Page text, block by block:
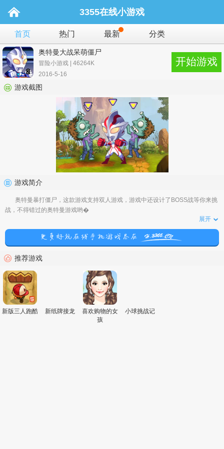
3355在线小游戏
首页 热门 最新 分类
奥特曼大战呆萌僵尸
冒险小游戏 | 46264K
2016-5-16
开始游戏
游戏截图
游戏简介
奥特曼暴打僵尸，这款游戏支持双人游戏，游戏中还设计了BOSS战等你来挑
战，不得错过的奥特曼游戏哟�
展开
推荐游戏
新版三人跑酷 新纸牌接龙
喜欢购物的女
孩
小球挑战记